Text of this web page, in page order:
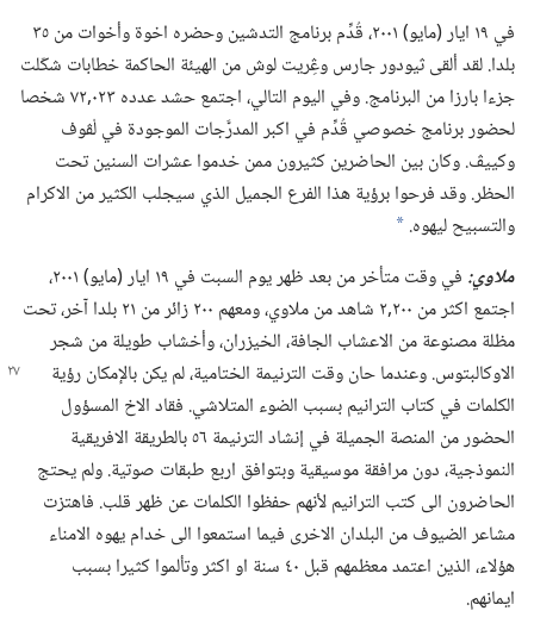
في ١٩ ايار (‏مايو)‏ ٢٠٠١،‏ قُدِّم برنامج التدشين وحضره اخوة وأخوات من ٣٥
بلدا.‏ لقد ألقى ثيودور جارس وڠِريت لوش من الهيئة الحاكمة خطابات شكّلت
جزءا بارزا من البرنامج.‏ وفي اليوم التالي،‏ اجتمع حشد عدده ٠٢٣‏,٧٢ شخصا
لحضور برنامج خصوصي قُدِّم في اكبر المدرَّجات الموجودة في لْڤوف
وكييڤ.‏ وكان بين الحاضرين كثيرون ممن خدموا عشرات السنين تحت
الحظر.‏ وقد فرحوا برؤية هذا الفرع الجميل الذي سيجلب الكثير من الاكرام
والتسبيح ليهوه.‏ *
ملاوي:‏
في وقت متأخر من بعد ظهر يوم السبت في ١٩ ايار (‏مايو)‏ ٢٠٠١،‏
اجتمع اكثر من ٢٠٠‏,٢ شاهد من ملاوي،‏ ومعهم ٢٠٠ زائر من ٢١ بلدا آخر،‏ تحت
مظلة مصنوعة من الاعشاب الجافة،‏ الخيزران،‏ وأخشاب طويلة من شجر
الاوكالبتوس.‏ وعندما حان وقت الترنيمة الختامية،‏ لم يكن بالإمكان رؤية
الكلمات في كتاب الترانيم بسبب الضوء المتلاشي.‏ فقاد الاخ المسؤول
الحضور من المنصة الجميلة في إنشاد الترنيمة ٥٦ بالطريقة الافريقية
النموذجية،‏ دون مرافقة موسيقية وبتوافق اربع طبقات صوتية.‏ ولم يحتج
الحاضرون الى كتب الترانيم لأنهم حفظوا الكلمات عن ظهر قلب.‏ فاهتزت
مشاعر الضيوف من البلدان الاخرى فيما استمعوا الى خدام يهوه الامناء
هؤلاء،‏ الذين اعتمد معظمهم قبل ٤٠ سنة او اكثر وتألموا كثيرا بسبب
ايمانهم.‏